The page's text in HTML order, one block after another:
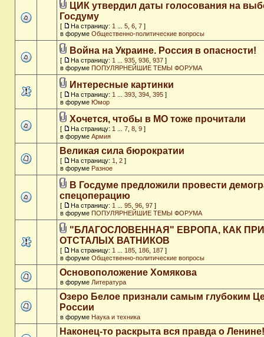
ЦИК утвердил даты голосования на
Госдуму
[ На страницу: 1 5 6 7 ]
в форуме Общественно-политические вопросы
Война на Украине. Россия в опасности!
[ На страницу: 1 935 936 937 ]
в форуме ПОПУЛЯРНЕЙШИЕ ТЕМЫ ФОРУМА
Интересные картинки
[ На страницу: 1 393 394 395 ]
в форуме Юмор
Хочется, чтобы в МО тоже прочитали
[ На страницу: 1 7 8 9 ]
в форуме Армия
Великая сила бюрократии
[ На страницу: 1 2 ]
в форуме Разное
В Госдуме предложили провести
спецоперацию
[ На страницу: 1 95 96 97 ]
в форуме ПОПУЛЯРНЕЙШИЕ ТЕМЫ ФОРУМА
"БЛАГОСЛОВЕННАЯ" ЕВРОПА, КАК
ОТСТАЛЫХ ВАТНИКОВ
[ На страницу: 1 185 186 187 ]
в форуме Общественно-политические вопросы
Основоположение Хомякова
в форуме Литература
Озеро Белое признали самым глубоким
России
в форуме Наука и техника
Наконец-то раскрыта вся правда о Ленине!